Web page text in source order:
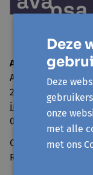
Avansa
Adegemstraat 79
2800 Mechelen
info@avansa-
015 44 41 00
RPR Antwerpen,
Deze
Deze
onze
met alle
met ons